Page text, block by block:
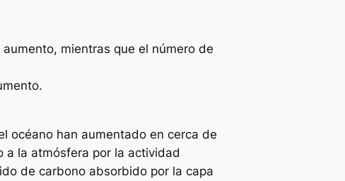
mientras que el número de
océano han aumentado en cerca de
a la atmósfera por la actividad
de carbono absorbido por la capa